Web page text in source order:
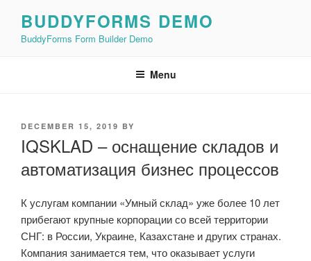
content
BUDDYFORMS DEMO
BuddyForms Form Builder Demo
Menu
POSTED
DECEMBER 15, 2019 BY
IQSKLAD – оснащение складов и
автоматизация бизнес процессов
К услугам компании «Умный склад» уже более 10 лет
прибегают крупные корпорации со всей территории
СНГ: в России, Украине, Казахстане и других странах.
Компания занимается тем, что оказывает услуги